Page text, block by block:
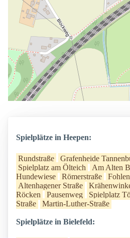
Spielplätze in Heepen:
Rundstraße Grafenheide
Spielplatz am Ölteich
Am Alten
Hundewiese
Römerstraße
Altenhagener Straße
Röcken
Pausenweg Spielplatz
Straße
Martin-Luther-Straße
Spielplätze in Bielefeld: